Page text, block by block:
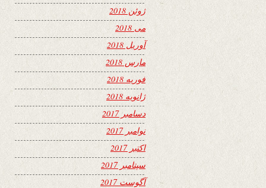
ژوئن 2018
می 2018
آوریل 2018
مارس 2018
فوریه 2018
ژانویه 2018
دسامبر 2017
نوامبر 2017
اکتبر 2017
سپتامبر 2017
آگوست 2017